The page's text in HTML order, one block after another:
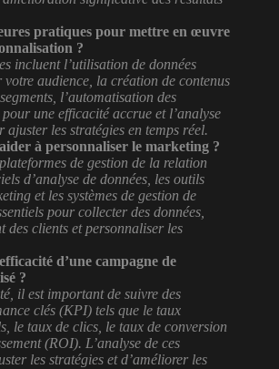
pratiques pour mettre en œuvre
?
incluent l’utilisation de données
audience, la création de contenus
l’automatisation des
une efficacité accrue et l’analyse
ajuster les stratégies en temps réel.
à personnaliser le marketing ?
de gestion de la relation
d’analyse de données, les outils
et les systèmes de gestion de
pour collecter des données,
des clients et personnaliser les
d’une campagne de
?
il est important de suivre des
clés (KPI) tels que le taux
le taux de clics, le taux de conversion
(ROI). L’analyse de ces
les stratégies et d’améliorer les